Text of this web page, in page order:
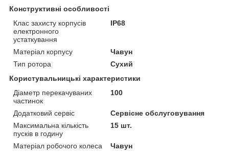
Конструктивні особливості
Клас захисту корпусів
електронного
устаткування
IP68
Матеріал корпусу
Чавун
Тип ротора
Сухий
Користувальницькі характеристики
Діаметр перекачуваних
частинок
100
Додатковий сервіс
Сервісне обслуговування
Максимальна кількість
пусків в годину
15 шт.
Матеріал робочого колеса
Чавун